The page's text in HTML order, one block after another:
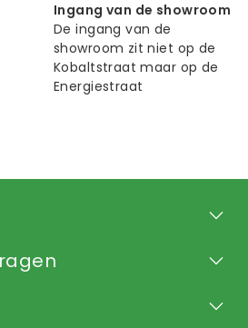
Ingang van de showroom
De ingang van de
showroom zit niet op de
Kobaltstraat maar op de
Energiestraat